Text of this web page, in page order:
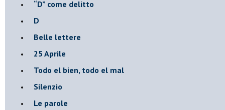
​“D” come delitto
D
Belle lettere
25 Aprile
Todo el bien, todo el mal
Silenzio
Le parole